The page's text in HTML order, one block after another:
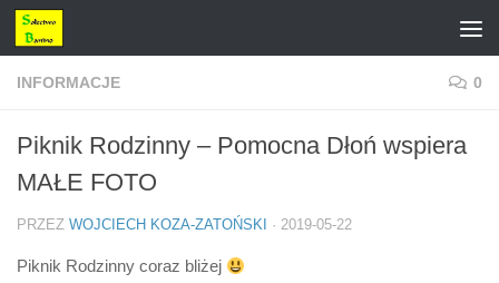
Przejdź do treści
INFORMACJE 0
Piknik Rodzinny – Pomocna Dłoń wspiera
MAŁE FOTO
PRZEZ WOJCIECH KOZA-ZATOŃSKI · 2019-05-22
Piknik Rodzinny coraz bliżej